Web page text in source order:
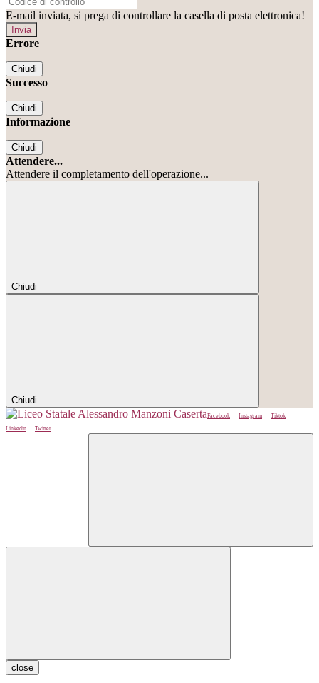
E-mail inviata, si prega di controllare la casella di posta elettronica!
Errore
Chiudi
Successo
Chiudi
Informazione
Chiudi
Attendere...
Attendere il completamento dell'operazione...
Chiudi
Chiudi
Facebook Instagram
Tiktok
Linkedin
Twitter
close